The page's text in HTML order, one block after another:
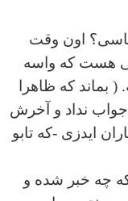
اون وقت
هست که واسه
بماند که ظاهرا
نداد و آخرش
ایدزی -که تابو
که چه خبر شده و